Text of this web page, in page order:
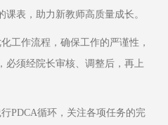
表，助力新教师高质量成长。
工作流程，确保工作的严谨性，
必须经院长审核、调整后，再上
PDCA循环，关注各项任务的完